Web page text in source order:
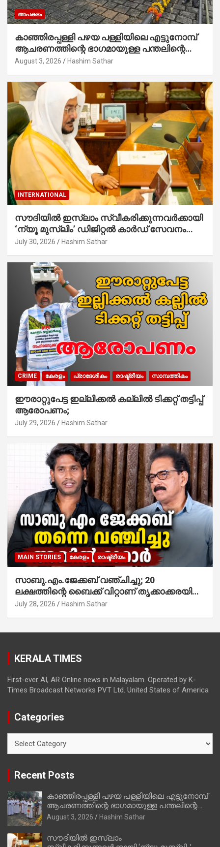
അപകടം
കാഞ്ഞിരപ്പള്ളി പഴയ പള്ളിയിലെ എട്ടുനോമ്പ്
ആചരണത്തിന്റെ ഭാഗമായുള്ള പന്തലിന്റെ
കാൽനാട്ട് കർമ്മം ആർച്ച് പ്രീസ്റ്റ് വെരി.
August 3, 2026 Hashim Sathar
INTERNATIONAL
സൗദിയില്‍ ഇസ്‌ലാം സ്വീകരിക്കുന്നവര്‍ക്കായി
‘ന്യൂ മുസ്ലിം’ ഡിജിറ്റല്‍ കാര്‍ഡ് സേവനം
ആരംഭിച്ചു
July 30, 2026 Hashim Sathar
CRIME കേരളം പ്രാദേശികം രാഷ്ട്രീയം സാമ്പത്തികം
ഈരാറ്റുപേട്ട ഇല്ലിക്കൽ കല്ലിൽ ടിക്കറ്റ് തട്ടിപ്പ്
ആരോപണം;
July 29, 2026 Hashim Sathar
MAIN STORIES കേരളം രാഷ്ട്രീയം
സാബു.എം.ജേക്കബ് വഞ്ചിച്ചു; 20
ലക്ഷത്തിന്റെ ബൈക്ക് വിറ്റാണ് തൃക്കാക്കരയില്‍
മത്സരിച്ചത്! പ്രചാരണത്തിന് രണ്ടേ രണ്ടുപേര്‍
അഖില്‍ മാരാര്‍ ട്വന്റി 20 വിട്ടു
July 28, 2026 Hashim Sathar
KERALA TIMES
First-ever AI, AR Online news in Malayalam. Operated by K-
Times Broadcast Networks PVT Ltd. United States of America
Categories
Recent Posts
കാഞ്ഞിരപ്പള്ളി പഴയ പള്ളിയിലെ എട്ടുനോമ്പ്
ആചരണത്തിന്റെ ഭാഗമായുള്ള പന്തലിന്റെ
കാൽനാട്ട് കർമ്മം ആർച്ച് പ്രീസ്റ്റ് വെരി.
റവ.ഫാ. കുര്യൻ താമരശ്ശേരി നിർവഹിക്കുന്നു.
August 3, 2026 Hashim Sathar
സൗദിയില്‍ ഇസ്‌ലാം